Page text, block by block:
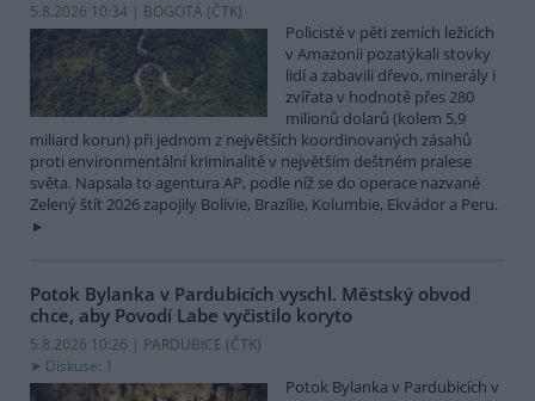
5.8.2026 10:34 | BOGOTÁ (ČTK)
Policisté v pěti zemích ležících
v Amazonii pozatýkali stovky
lidí a zabavili dřevo, minerály i
zvířata v hodnotě přes 280
milionů dolarů (kolem 5,9
miliard korun) při jednom z největších koordinovaných zásahů
proti environmentální kriminalitě v největším deštném pralese
světa. Napsala to agentura AP, podle níž se do operace nazvané
Zelený štít 2026 zapojily Bolívie, Brazílie, Kolumbie, Ekvádor a Peru.
Potok Bylanka v Pardubicích vyschl. Městský obvod
chce, aby Povodí Labe vyčistilo koryto
5.8.2026 10:26 | PARDUBICE (ČTK)
Diskuse: 1
Potok Bylanka v Pardubicích v